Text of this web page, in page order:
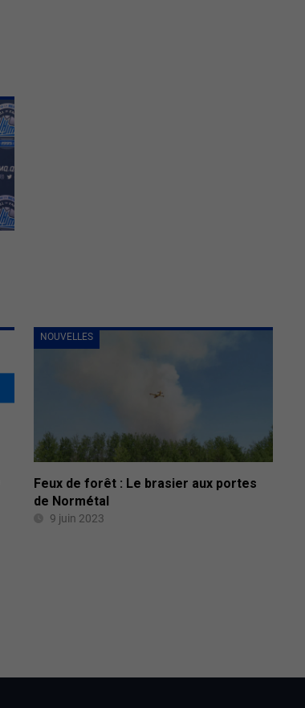
NOUVELLES
Feux de forêt : Le brasier aux portes
de Normétal
9 juin 2023